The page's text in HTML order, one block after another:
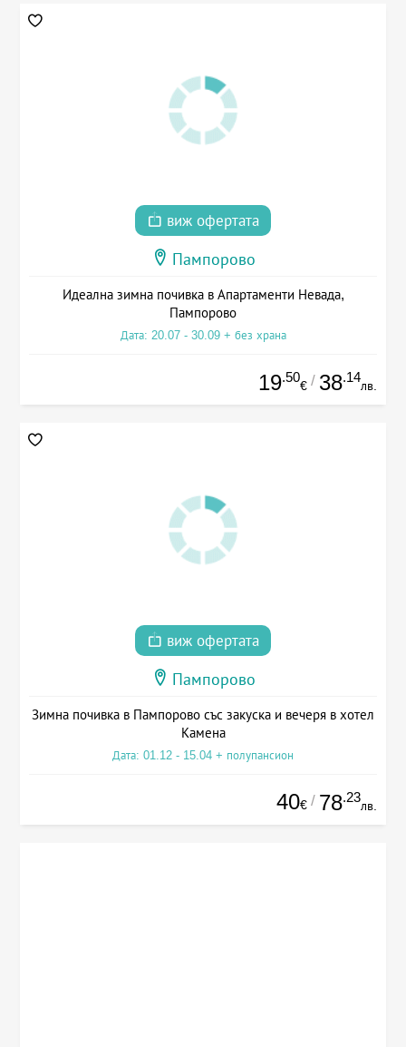
виж офертата
Пампорово
Идеална зимна почивка в Апартаменти Невада,
Пампорово
Дата: 20.07 - 30.09 + без храна
19.50
€ / 38.14
лв.
виж офертата
Пампорово
Зимна почивка в Пампорово със закуска и вечеря в хотел
Камена
Дата: 01.12 - 15.04 + полупансион
40€ / 78.23
лв.